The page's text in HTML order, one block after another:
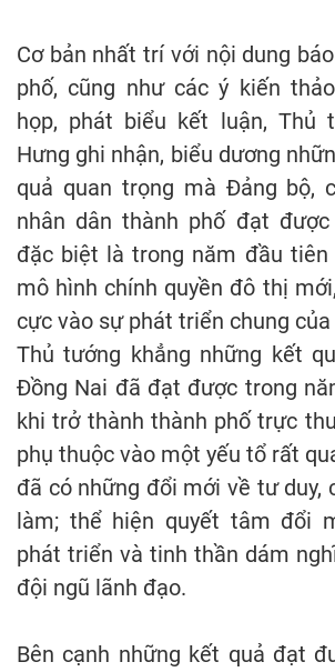
Cơ bản nhất trí với nội dung
phố, cũng như các ý kiến
họp, phát biểu kết luận, Thủ
Hưng ghi nhận, biểu dương
quả quan trọng mà Đảng bộ,
nhân dân thành phố đạt
đặc biệt là trong năm đầu tiên
mô hình chính quyền đô thị
cực vào sự phát triển chung
Thủ tướng khẳng những kết
Đồng Nai đã đạt được trong
khi trở thành thành phố trực
phụ thuộc vào một yếu tổ rất
đã có những đổi mới về tư duy,
làm; thể hiện quyết tâm đổi
phát triển và tinh thần dám
đội ngũ lãnh đạo.
Bên cạnh những kết quả đạt